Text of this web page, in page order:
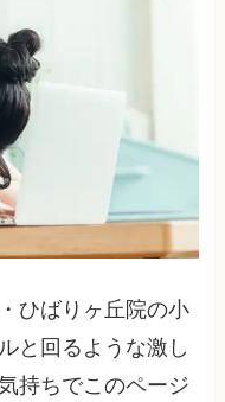
ひばりヶ丘院の小
と回るような激し
持ちでこのページ